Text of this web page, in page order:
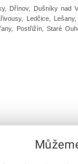
Dřínov, Dušníky nad
Ledčice,
Postřižín, Staré